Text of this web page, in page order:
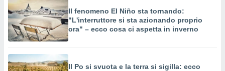
Il fenomeno El Niño sta tornando:
"L'interruttore si sta azionando proprio
ora" – ecco cosa ci aspetta in inverno
Il Po si svuota e la terra si sigilla: ecco